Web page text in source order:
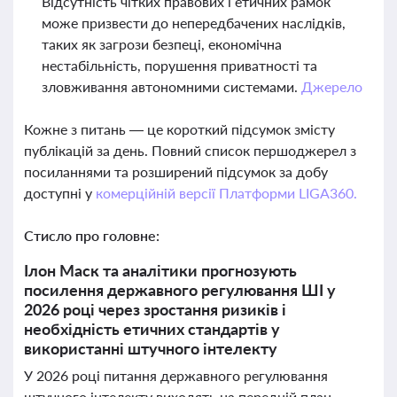
може призвести до непередбачених наслідків,
таких як загрози безпеці, економічна
нестабільність, порушення приватності та
зловживання автономними системами. Джерело
Кожне з питань — це короткий підсумок змісту
публікацій за день. Повний список першоджерел з
посиланнями та розширений підсумок за добу
доступні у комерційній версії Платформи LIGA360.
Стисло про головне:
Ілон Маск та аналітики прогнозують
посилення державного регулювання ШІ у
2026 році через зростання ризиків і
необхідність етичних стандартів у
використанні штучного інтелекту
У 2026 році питання державного регулювання